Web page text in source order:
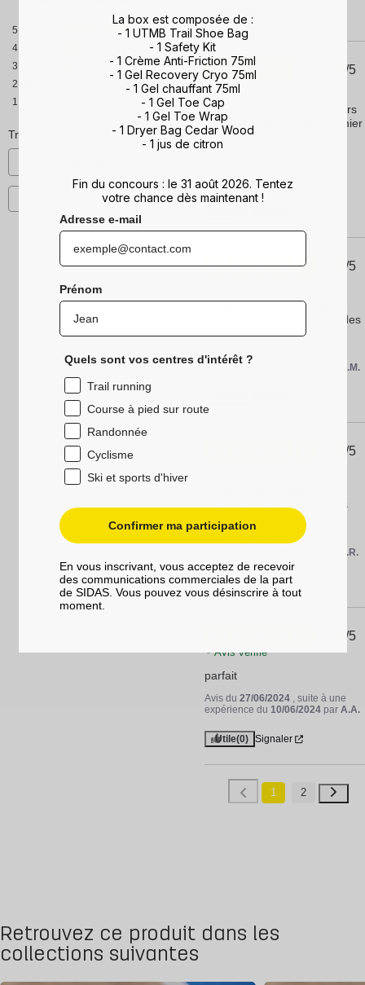
5
7
4
2
3
1
2
1
0
Trier les avis
Utile(0)
/5
Avis vérifié
Bon amortie, pas de douleurs
articulaires après mon premier
match avec .
Reynaud S.
/5
Très bonne qualité d'amorti
talon, utilisée pour réduire des
douleurs au talon d'Achille.
Avis du06/12/2024
N.M.
/5
j'en reprendrais quand elles
seront usées sans soucis !
Avis du16/10/2024 , suite à une
V.R.
Utile(0) Signaler
/5
Avis vérifié
parfait
Avis du 27/06/2024 , suite à une
expérience du 10/06/2024 par A.A.
Utile(0) Signaler
1 2
Retrouvez ce produit dans les
collections suivantes
La box est composée de :
- 1 UTMB Trail Shoe Bag
- 1 Safety Kit
- 1 Crème Anti-Friction 75ml
- 1 Gel Recovery Cryo 75ml
- 1 Gel chauffant 75ml
- 1 Gel Toe Cap
- 1 Gel Toe Wrap
- 1 Dryer Bag Cedar Wood
- 1 jus de citron
Fin du concours : le 31 août 2026. Tentez
votre chance dès maintenant !
Adresse e-mail
Prénom
Quels sont vos centres d'intérêt ?
Trail running
Course à pied sur route
Randonnée
Cyclisme
Ski et sports d'hiver
Confirmer ma participation
En vous inscrivant, vous acceptez de recevoir
des communications commerciales de la part
de SIDAS. Vous pouvez vous désinscrire à tout
moment.